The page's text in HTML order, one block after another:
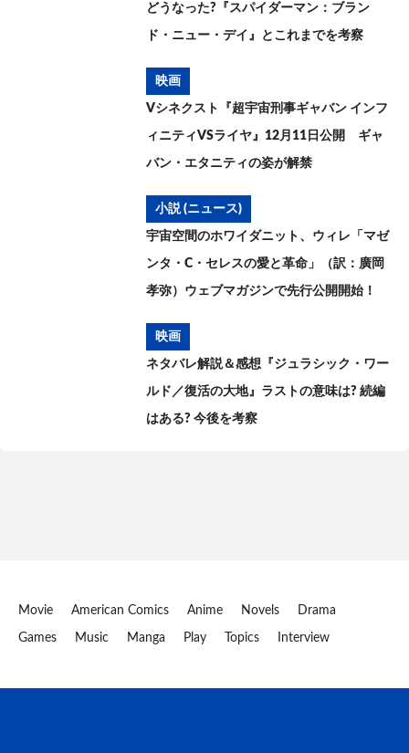
どうなった?『スパイダーマン：ブラン
ド・ニュー・デイ』とこれまでを考察
映画
Vシネクスト『超宇宙刑事ギャバン インフ
ィニティVSライヤ』12月11日公開 ギャ
バン・エタニティの姿が解禁
小説 (ニュース)
宇宙空間のホワイダニット、ウィレ「マゼ
ンタ・C・セレスの愛と革命」（訳：廣岡
孝弥）ウェブマガジンで先行公開開始！
映画
ネタバレ解説＆感想『ジュラシック・ワー
ルド／復活の大地』ラストの意味は? 続編
はある? 今後を考察
Movie American Comics Anime Novels Drama
Games Music Manga Play Topics Interview